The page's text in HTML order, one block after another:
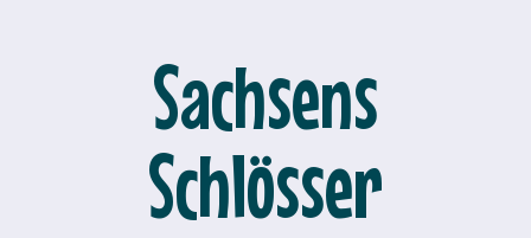
Sachsens
Schlösser